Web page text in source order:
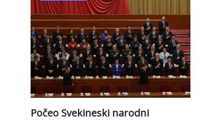
Počeo Svekineski narodni